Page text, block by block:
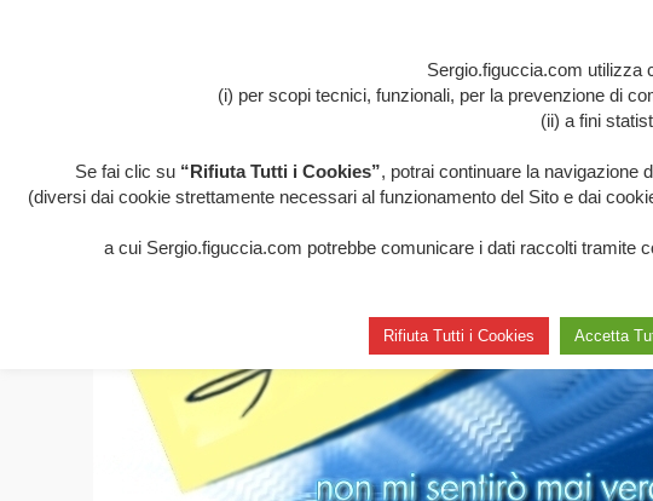
Sergio.figuccia.com utilizza
(i) per scopi tecnici, funzionali, per la prevenzione di
(ii) a fini
Se fai clic su “Rifiuta Tutti i Cookies”, potrai continuare la navigazione
(diversi dai cookie strettamente necessari al funzionamento del Sito e dai
a cui Sergio.figuccia.com potrebbe comunicare i dati raccolti tramite
Rifiuta Tutti i Cookies Accetta